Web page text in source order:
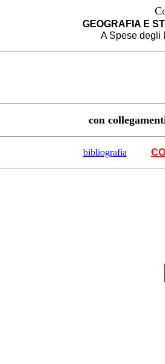
GEOGRAFIA E
A Spese degli
con
bibliografia